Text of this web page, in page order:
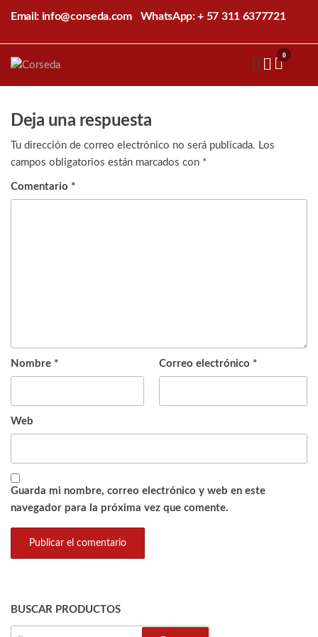
contenido
Email: info@corseda.com WhatsApp: + 57 311 6377721
sericultura
0
Deja una respuesta
Tu dirección de correo electrónico no será publicada. Los
campos obligatorios están marcados con *
Comentario *
Nombre * Correo electrónico *
Web
Guarda mi nombre, correo electrónico y web en este
navegador para la próxima vez que comente.
BUSCAR PRODUCTOS
BUSCAR: